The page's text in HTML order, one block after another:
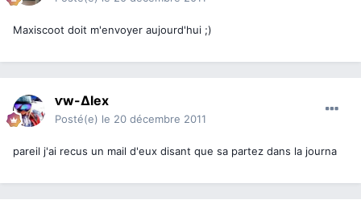
Maxiscoot doit m'envoyer aujourd'hui ;)
ⱱw-∆lex
Posté(e) le 20 décembre 2011
pareil j'ai recus un mail d'eux disant que sa partez dans la journa